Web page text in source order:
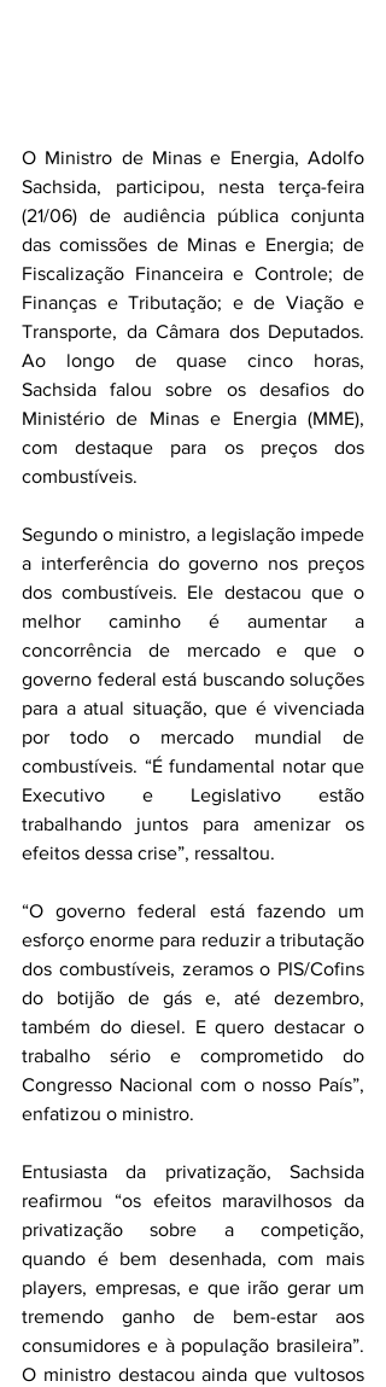
O Ministro de Minas e Energia, Adolfo
Sachsida, participou, nesta terça-feira
(21/06) de audiência pública conjunta
das comissões de Minas e Energia; de
Fiscalização Financeira e Controle; de
Finanças e Tributação; e de Viação e
Transporte, da Câmara dos Deputados.
Ao longo de quase cinco horas,
Sachsida falou sobre os desafios do
Ministério de Minas e Energia (MME),
com destaque para os preços dos
combustíveis.
Segundo o ministro, a legislação impede
a interferência do governo nos preços
dos combustíveis. Ele destacou que o
melhor caminho é aumentar a
concorrência de mercado e que o
governo federal está buscando soluções
para a atual situação, que é vivenciada
por todo o mercado mundial de
combustíveis. “É fundamental notar que
Executivo e Legislativo estão
trabalhando juntos para amenizar os
efeitos dessa crise”, ressaltou.
“O governo federal está fazendo um
esforço enorme para reduzir a tributação
dos combustíveis, zeramos o PIS/Cofins
do botijão de gás e, até dezembro,
também do diesel. E quero destacar o
trabalho sério e comprometido do
Congresso Nacional com o nosso País”,
enfatizou o ministro.
Entusiasta da privatização, Sachsida
reafirmou “os efeitos maravilhosos da
privatização sobre a competição,
quando é bem desenhada, com mais
players, empresas, e que irão gerar um
tremendo ganho de bem-estar aos
consumidores e à população brasileira”.
O ministro destacou ainda que vultosos